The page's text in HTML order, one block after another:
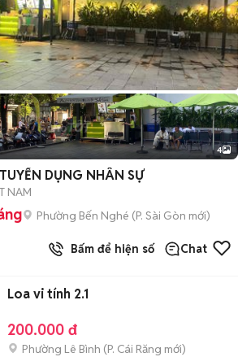
4
DỤNG NHÂN SỰ
NAM
Phường Bến Nghé (P. Sài Gòn mới)
Bấm để hiện số Chat
Loa vi tính 2.1
200.000 đ
Phường Lê Bình (P. Cái Răng mới)